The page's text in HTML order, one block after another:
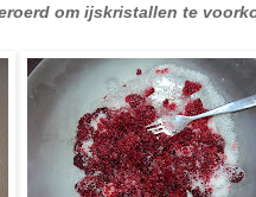
om ijskristallen te